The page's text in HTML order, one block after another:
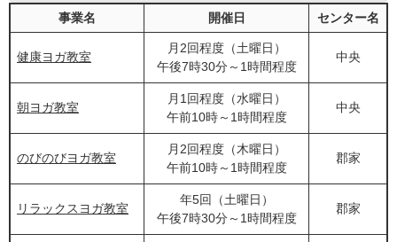
事業名 開催日 センター名
健康ヨガ教室
月2回程度（土曜日）
午後7時30分～1時間程度
中央
朝ヨガ教室
月1回程度（水曜日）
午前10時～1時間程度
中央
のびのびヨガ教室
月2回程度（木曜日）
午前10時～1時間程度
郡家
リラックスヨガ教室
年5回（土曜日）
午後7時30分～1時間程度
郡家